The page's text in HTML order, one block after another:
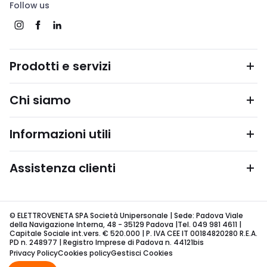
Follow us
Prodotti e servizi
Chi siamo
Informazioni utili
Assistenza clienti
© ELETTROVENETA SPA Società Unipersonale | Sede: Padova Viale
della Navigazione Interna, 48 - 35129 Padova |Tel. 049 981 4611 |
Capitale Sociale int.vers. € 520.000 | P. IVA CEE IT 00184820280 R.E.A.
PD n. 248977 | Registro Imprese di Padova n. 44121bis
Privacy PolicyCookies policyGestisci Cookies